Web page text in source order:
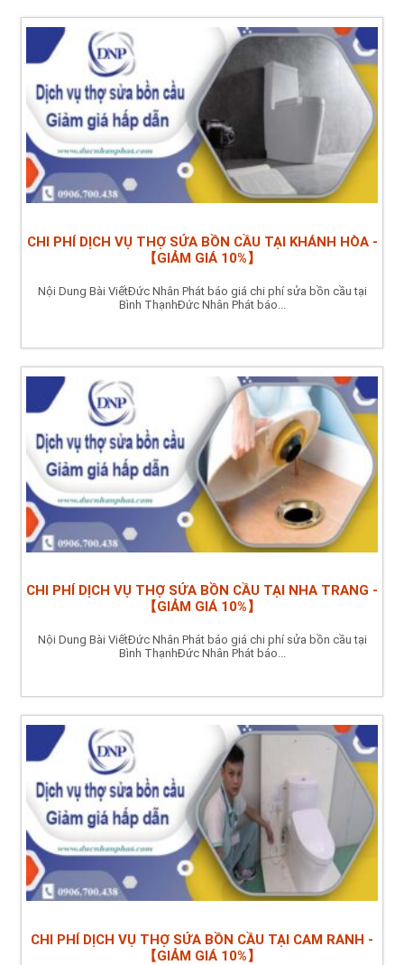
CHI PHÍ DỊCH VỤ THỢ SỬA BỒN CẦU TẠI KHÁNH HÒA -
【GIẢM GIÁ 10%】
Nội Dung Bài ViếtĐức Nhân Phát báo giá chi phí sửa bồn cầu tại
Bình ThạnhĐức Nhân Phát báo...
CHI PHÍ DỊCH VỤ THỢ SỬA BỒN CẦU TẠI NHA TRANG -
【GIẢM GIÁ 10%】
Nội Dung Bài ViếtĐức Nhân Phát báo giá chi phí sửa bồn cầu tại
Bình ThạnhĐức Nhân Phát báo...
CHI PHÍ DỊCH VỤ THỢ SỬA BỒN CẦU TẠI CAM RANH -
【GIẢM GIÁ 10%】